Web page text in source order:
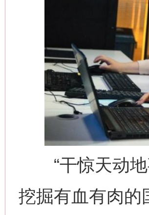
“干惊天动地
挖掘有血有肉的